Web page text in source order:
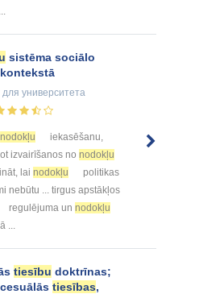
sistēma sociālo
kontekstā
для университета
nodokļu
iekasēšanu,
izvairīšanos no nodokļu
lai nodokļu
politikas
nebūtu ... tirgus apstākļos
regulējuma un nodokļu
...
tiesību doktrīnas;
tiesības,